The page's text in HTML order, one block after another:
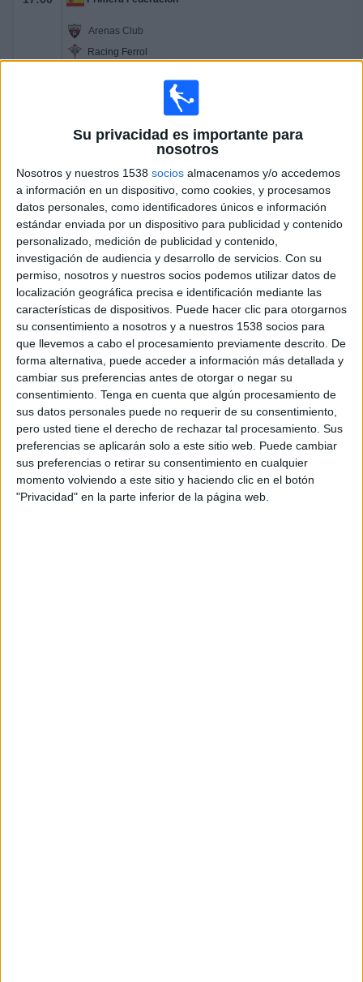
Su privacidad es importante para
nosotros
Nosotros y nuestros 1538 socios almacenamos y/o accedemos
a información en un dispositivo, como cookies, y procesamos
datos personales, como identificadores únicos e información
estándar enviada por un dispositivo para publicidad y contenido
personalizado, medición de publicidad y contenido,
investigación de audiencia y desarrollo de servicios. Con su
permiso, nosotros y nuestros socios podemos utilizar datos de
localización geográfica precisa e identificación mediante las
características de dispositivos. Puede hacer clic para otorgarnos
su consentimiento a nosotros y a nuestros 1538 socios para
que llevemos a cabo el procesamiento previamente descrito. De
forma alternativa, puede acceder a información más detallada y
cambiar sus preferencias antes de otorgar o negar su
consentimiento. Tenga en cuenta que algún procesamiento de
sus datos personales puede no requerir de su consentimiento,
pero usted tiene el derecho de rechazar tal procesamiento. Sus
preferencias se aplicarán solo a este sitio web. Puede cambiar
sus preferencias o retirar su consentimiento en cualquier
momento volviendo a este sitio y haciendo clic en el botón
"Privacidad" en la parte inferior de la página web.
Arenas Club
Racing Ferrol
TV FootballClub (Acceder)
Primera Federación
Pontevedra
Arenas Club
TV FootballClub (Acceder)
Domingo, 13/09/2026
17:00 Primera Federación
Zamora
TV FootballClub (Acceder)